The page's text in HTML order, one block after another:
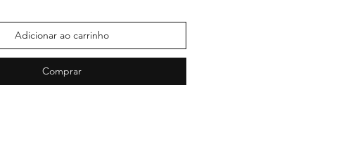
Adicionar ao carrinho
Comprar